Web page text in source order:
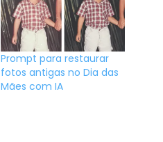
Prompt para restaurar
fotos antigas no Dia das
Mães com IA